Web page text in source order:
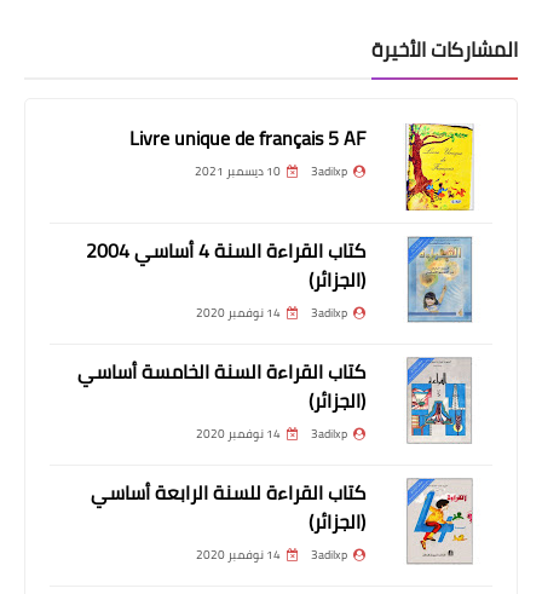
المشاركات الأخيرة
Livre unique de français 5 AF
3adilxp 10 ديسمبر 2021
كتاب القراءة السنة 4 أساسي 2004
(الجزائر)
3adilxp 14 نوفمبر 2020
كتاب القراءة السنة الخامسة أساسي
(الجزائر)
3adilxp 14 نوفمبر 2020
كتاب القراءة للسنة الرابعة أساسي
(الجزائر)
3adilxp 14 نوفمبر 2020